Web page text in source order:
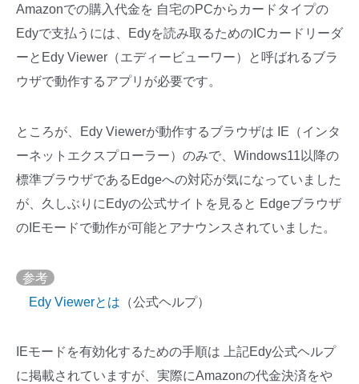
Amazonでの購入代金を 自宅のPCからカードタイプの
Edyで支払うには、Edyを読み取るためのICカードリーダ
ーとEdy Viewer（エディービューワー）と呼ばれるブラ
ウザで動作するアプリが必要です。
ところが、Edy Viewerが動作するブラウザは IE（インタ
ーネットエクスプローラー）のみで、Windows11以降の
標準ブラウザであるEdgeへの対応が気になっていました
が、久しぶりにEdyの公式サイトを見ると Edgeブラウザ
のIEモードで動作が可能とアナウンスされていました。
参考
Edy Viewerとは （公式ヘルプ）
IEモードを有効化するための手順は 上記Edy公式ヘルプ
に掲載されていますが、実際にAmazonの代金決済をや